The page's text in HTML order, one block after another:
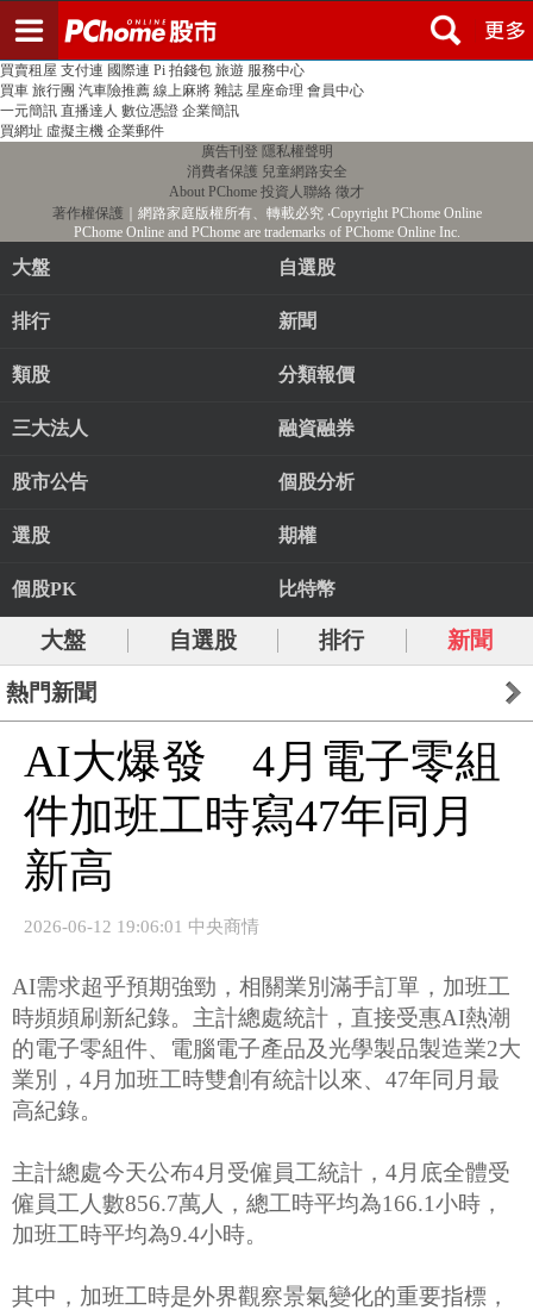
PChome首頁 線上購物 24h購物 書店
買賣租屋 支付連 國際連 Pi 拍錢包 旅遊 服務中心
買車 旅行團 汽車險推薦 線上麻將 雜誌 星座命理 會員中心
一元簡訊 直播達人 數位憑證 企業簡訊
買網址 虛擬主機 企業郵件
廣告刊登 隱私權聲明
消費者保護 兒童網路安全
About PChome 投資人聯絡 徵才
著作權保護 ｜網路家庭版權所有、轉載必究‧Copyright PChome Online
PChome Online and PChome are trademarks of PChome Online Inc.
大盤 自選股
排行 新聞
類股 分類報價
三大法人 融資融券
股市公告 個股分析
選股 期權
個股PK 比特幣
大盤 自選股 排行 新聞
熱門新聞
AI大爆發 4月電子零組
件加班工時寫47年同月
新高
2026-06-12 19:06:01 中央商情
AI需求超乎預期強勁，相關業別滿手訂單，加班工
時頻頻刷新紀錄。主計總處統計，直接受惠AI熱潮
的電子零組件、電腦電子產品及光學製品製造業2大
業別，4月加班工時雙創有統計以來、47年同月最
高紀錄。
主計總處今天公布4月受僱員工統計，4月底全體受
僱員工人數856.7萬人，總工時平均為166.1小時，
加班工時平均為9.4小時。
其中，加班工時是外界觀察景氣變化的重要指標，